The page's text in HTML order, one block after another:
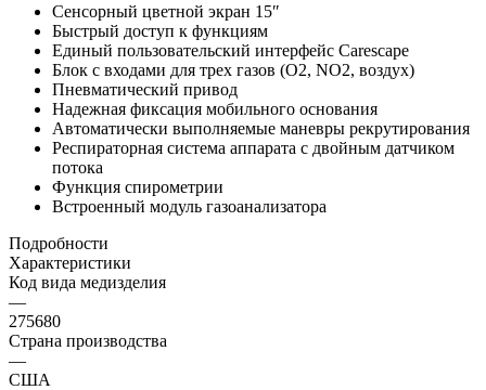
Сенсорный цветной экран 15″
Быстрый доступ к функциям
Единый пользовательский интерфейс Carescape
Блок с входами для трех газов (O2, NO2, воздух)
Пневматический привод
Надежная фиксация мобильного основания
Автоматически выполняемые маневры рекрутирования
Респираторная система аппарата с двойным датчиком
потока
Функция спирометрии
Встроенный модуль газоанализатора
Подробности
Характеристики
Код вида медизделия
—
275680
Страна производства
—
США